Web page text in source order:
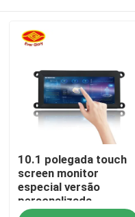
Casa
10.1 polegada touch
screen monitor
especial versão
personalizada